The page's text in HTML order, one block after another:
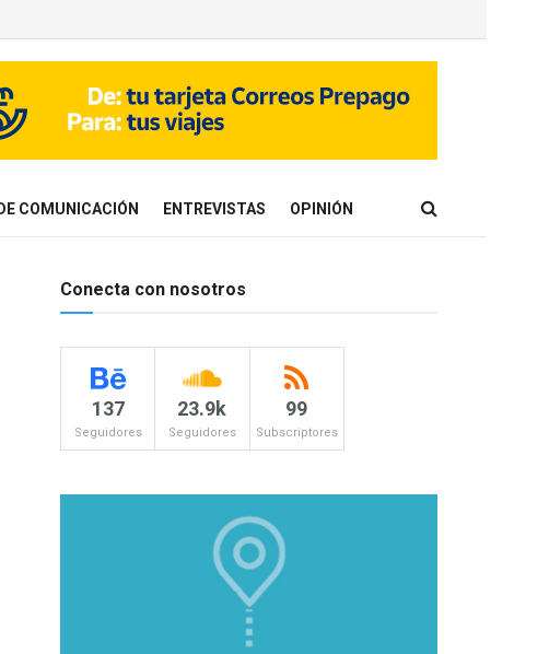
COMUNICACIÓN ENTREVISTAS OPINIÓN
Conecta con nosotros
137
Seguidores
23.9k
Seguidores
99
Subscriptores